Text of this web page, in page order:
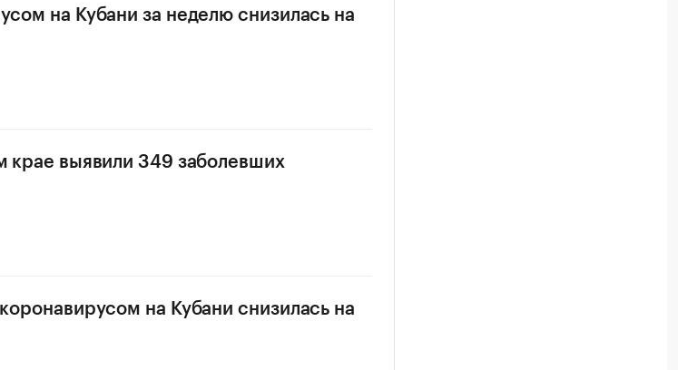
на Кубани за неделю снизилась на
крае выявили 349 заболевших
на Кубани снизилась на